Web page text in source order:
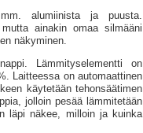
alumiinista ja puusta.
ainakin omaa silmääni
näkyminen.
Lämmitys­elementti on
Laitteessa on automaattinen
käytetään tehonsäätimen
jolloin pesää lämmitetään
läpi näkee, milloin ja kuinka